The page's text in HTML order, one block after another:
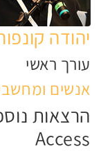
יהודה
עורך ראשי
אנשים
Access